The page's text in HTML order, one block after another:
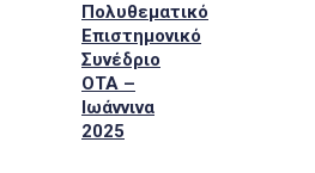
Πολυθεματικό
Επιστημονικό
Συνέδριο
ΟΤΑ –
Ιωάννινα
2025